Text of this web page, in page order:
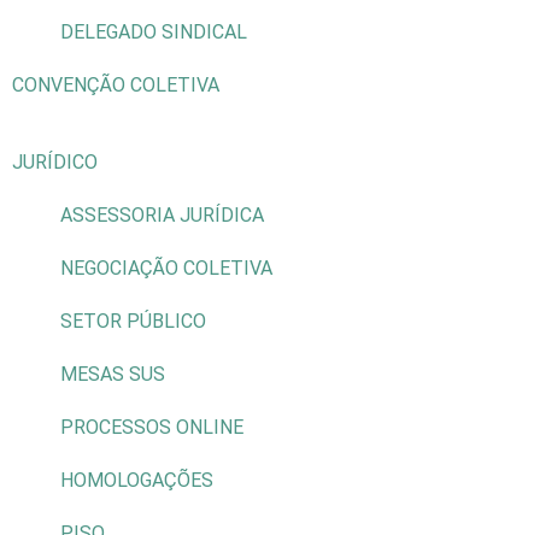
DELEGADO SINDICAL
CONVENÇÃO COLETIVA
JURÍDICO
ASSESSORIA JURÍDICA
NEGOCIAÇÃO COLETIVA
SETOR PÚBLICO
MESAS SUS
PROCESSOS ONLINE
HOMOLOGAÇÕES